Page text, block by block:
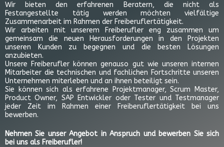
Wir bieten den erfahrenen Beratern, die nicht als
Festangestellte tätig werden möchten vielfältige
Zusammenarbeit im Rahmen der Freiberuflertätigkeit.
Wir arbeiten mit unserem Freiberufler eng zusammen um
gemeinsam die neuen Herausforderungen in den Projekten
unseren Kunden zu begegnen und die besten Lösungen
anzubieten.
Unsere Freiberufler können genauso gut wie unseren internen
Mitarbeiter die technischen und fachlichen Fortschritte unseren
Unternehmen miterleben und an ihnen beteiligt sein.
Sie können sich als erfahrene Projektmanager, Scrum Master,
Product Owner, SAP Entwickler oder Tester und Testmanager
jeder Zeit im Rahmen einer Freiberuflertätigkeit bei uns
bewerben.
Nehmen Sie unser Angebot in Anspruch und bewerben Sie sich
bei uns als Freiberufler!